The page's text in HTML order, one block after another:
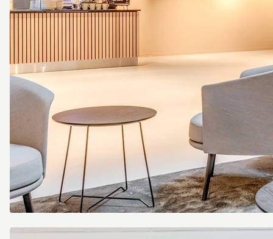
Scheelevägen